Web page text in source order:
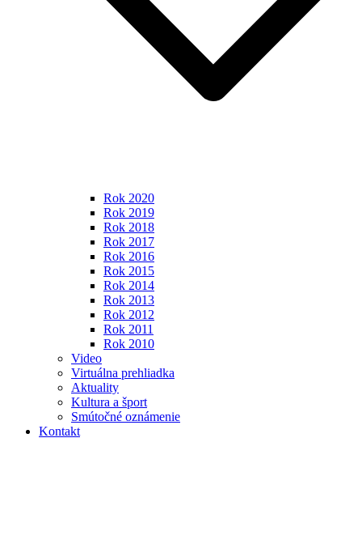
Rok 2020
Rok 2019
Rok 2018
Rok 2017
Rok 2016
Rok 2015
Rok 2014
Rok 2013
Rok 2012
Rok 2011
Rok 2010
Video
Virtuálna prehliadka
Aktuality
Kultura a šport
Smútočné oznámenie
Kontakt